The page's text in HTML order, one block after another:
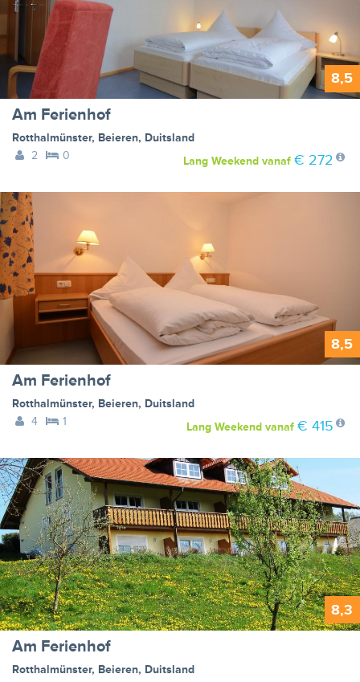
8,5
Am Ferienhof
Rotthalmünster, Beieren, Duitsland
2
0 Lang Weekendvanaf € 272
8,5
Am Ferienhof
Rotthalmünster, Beieren, Duitsland
4
1 Lang Weekendvanaf € 415
8,3
Am Ferienhof
Rotthalmünster, Beieren, Duitsland